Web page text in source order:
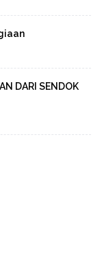
DARI SENDOK